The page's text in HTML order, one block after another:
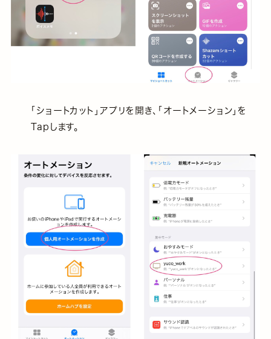
「ショートカット」アプリを開き、「オートメーション」を
Tapします。